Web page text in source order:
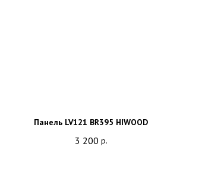
Панель LV121 BR395 HIWOOD
3 200 р.